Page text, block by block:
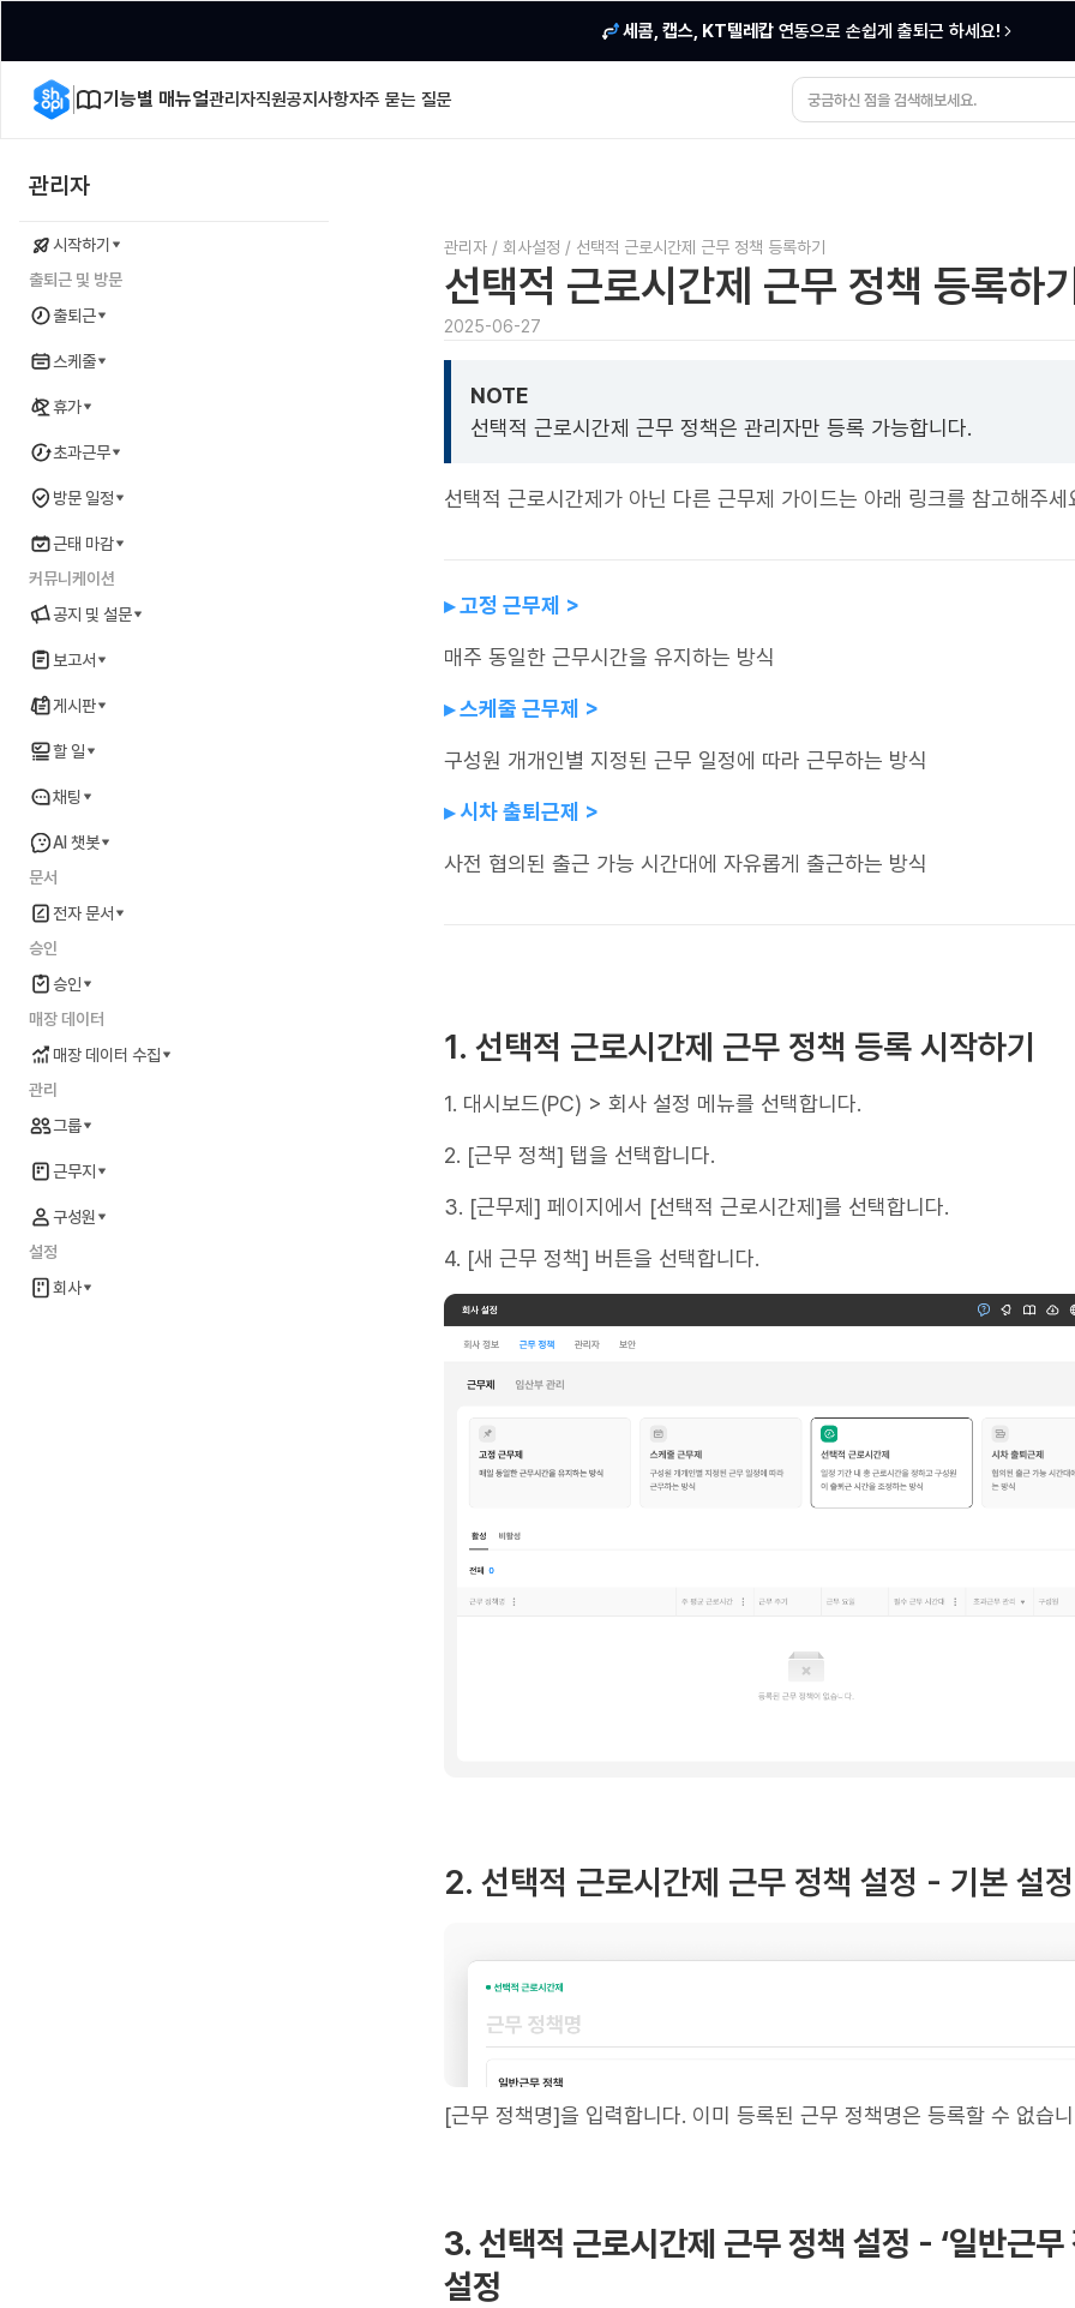
세콤, 캡스, KT텔레캅연동으로 손쉽게 출퇴근 하세요!
기능별 매뉴얼관리자직원공지사항자주 묻는 질문
관리자
시작하기
출퇴근 및 방문
출퇴근
스케줄
휴가
초과근무
방문 일정
근태 마감
커뮤니케이션
공지 및 설문
보고서
게시판
할 일
채팅
AI 챗봇
문서
전자 문서
승인
승인
매장 데이터
매장 데이터 수집
관리
그룹
근무지
구성원
설정
회사
관리자 / 회사설정 / 선택적 근로시간제 근무 정책 등록하기
선택적 근로시간제 근무 정책 등록하
2025-06-27
NOTE
선택적 근로시간제 근무 정책은 관리자만 등록 가능합니다.
선택적 근로시간제가 아닌 다른 근무제 가이드는 아래 링크를 참고해주세
▸ 고정 근무제 >
매주 동일한 근무시간을 유지하는 방식
▸ 스케줄 근무제 >
구성원 개개인별 지정된 근무 일정에 따라 근무하는 방식
▸ 시차 출퇴근제 >
사전 협의된 출근 가능 시간대에 자유롭게 출근하는 방식
1. 선택적 근로시간제 근무 정책 등록 시작하기
1. 대시보드(PC) > 회사 설정 메뉴를 선택합니다.
2. [근무 정책] 탭을 선택합니다.
3. [근무제] 페이지에서 [선택적 근로시간제]를 선택합니다.
4. [새 근무 정책] 버튼을 선택합니다.
2. 선택적 근로시간제 근무 정책 설정 - 기본 설정
[근무 정책명]을 입력합니다. 이미 등록된 근무 정책명은 등록할 수 없습
3. 선택적 근로시간제 근무 정책 설정 - ‘일반근무
설정